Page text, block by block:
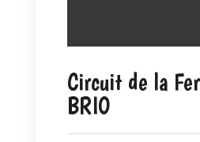
Circuit de la
BRIO